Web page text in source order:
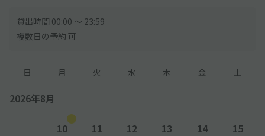
貸出時間 00:00 〜 23:59
複数日の予約 可
日 月 火 水 木 金 土
2026年8月
10 11 12 13 14 15